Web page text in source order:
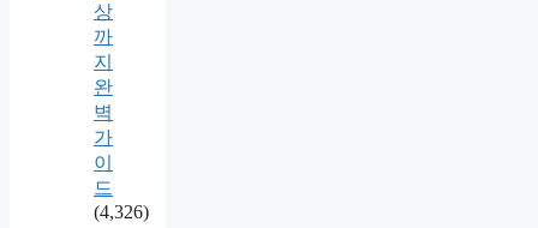
상
까
지
완
벽
가
이
드
(4,326)